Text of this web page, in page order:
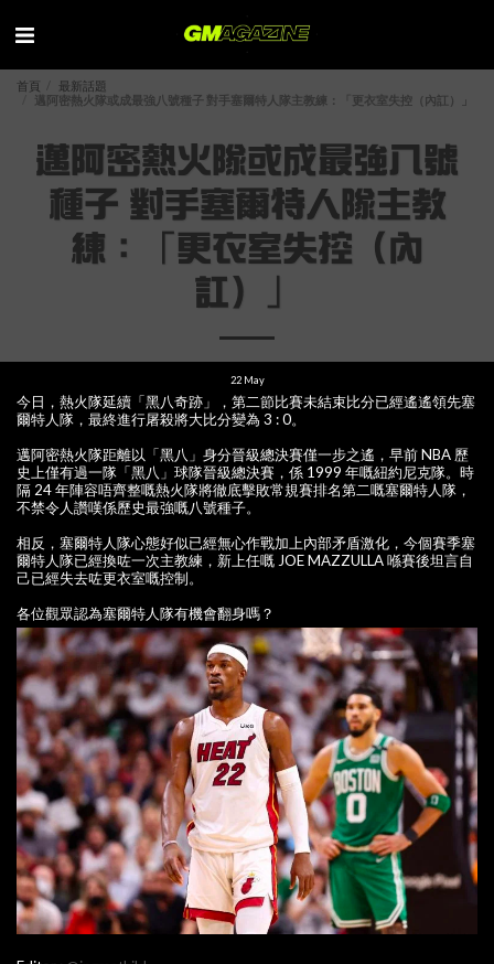
首頁
最新話題
邁阿密熱火隊或成最強八號種子 對手塞爾特人隊主教練：「更衣室失控（內訌）」
邁阿密熱火隊或成最強八號
種子 對手塞爾特人隊主教
練：「更衣室失控（內
訌）」
22 May
今日，熱火隊延續「黑八奇跡」，第二節比賽未結束比分已經遙遙領先塞
爾特人隊，最終進行屠殺將大比分變為 3 : 0。
邁阿密熱火隊距離以「黑八」身分晉級總決賽僅一步之遙，早前 NBA 歷
史上僅有過一隊「黑八」球隊晉級總決賽，係 1999 年嘅紐約尼克隊。時
隔 24 年陣容唔齊整嘅熱火隊將徹底擊敗常規賽排名第二嘅塞爾特人隊，
不禁令人讚嘆係歷史最強嘅八號種子。
相反，塞爾特人隊心態好似已經無心作戰加上內部矛盾激化，今個賽季塞
爾特人隊已經換咗一次主教練，新上任嘅 JOE MAZZULLA 喺賽後坦言自
己已經失去咗更衣室嘅控制。
各位觀眾認為塞爾特人隊有機會翻身嗎？